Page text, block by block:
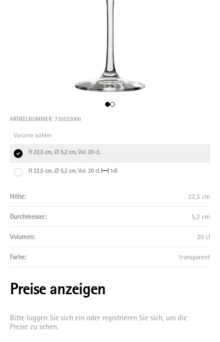
ARTIKELNUMMER: 730532000
Variante wählen
H 22,5 cm, ∅ 5,2 cm, Vol. 20 cl,
H 22,5 cm, ∅ 5,2 cm, Vol. 20 cl, 1dl
Höhe: 22,5 cm
Durchmesser: 5,2 cm
Volumen: 20 cl
Farbe: transparent
Preise anzeigen
Bitte loggen Sie sich ein oder registrieren Sie sich, um die
Preise zu sehen.